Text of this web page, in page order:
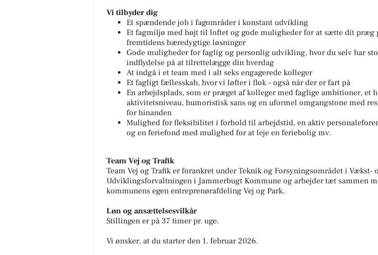
Vi tilbyder dig
Et spændende job i fagområder i konstant udvikling
Et fagmiljø med højt til loftet og gode muligheder for at sætte dit præg
fremtidens bæredygtige løsninger
Gode muligheder for faglig og personlig udvikling, hvor du selv har
indflydelse på at tilrettelægge din hverdag
At indgå i et team med i alt seks engagerede kolleger
Et fagligt fællesskab, hvor vi løfter i flok – også når der er fart på
En arbejdsplads, som er præget af kolleger med faglige ambitioner, et
aktivitetsniveau, humoristisk sans og en uformel omgangstone med
for hinanden
Mulighed for fleksibilitet i forhold til arbejdstid, en aktiv
og en feriefond med mulighed for at leje en feriebolig mv.
Team Vej og Trafik
Team Vej og Trafik er forankret under Teknik og Forsyningsområdet i Vækst-
Udviklingsforvaltningen i Jammerbugt Kommune og arbejder tæt sammen
kommunens egen entreprenørafdeling Vej og Park.
Løn og ansættelsesvilkår
Stillingen er på 37 timer pr. uge.
Vi ønsker, at du starter den 1. februar 2026.